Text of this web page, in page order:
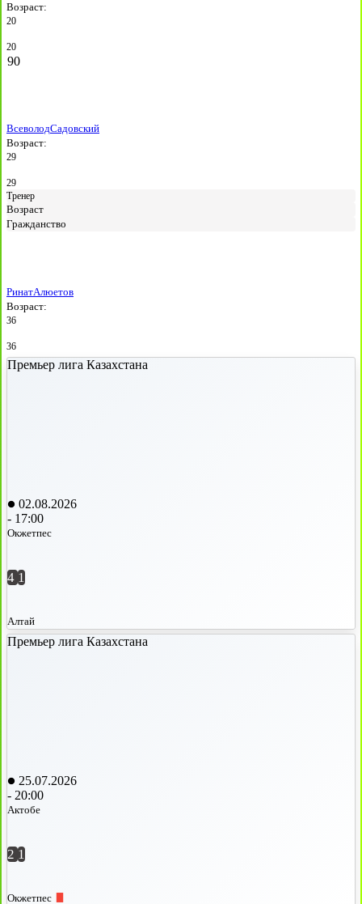
Возраст:
20
20
90
ВсеволодСадовский
Возраст:
29
29
Тренер
Возраст
Гражданство
РинатАлюетов
Возраст:
36
36
Премьер лига Казахстана
02.08.2026
- 17:00
Окжетпес
4 1
Алтай
Премьер лига Казахстана
25.07.2026
- 20:00
Актобе
2 1
Окжетпес